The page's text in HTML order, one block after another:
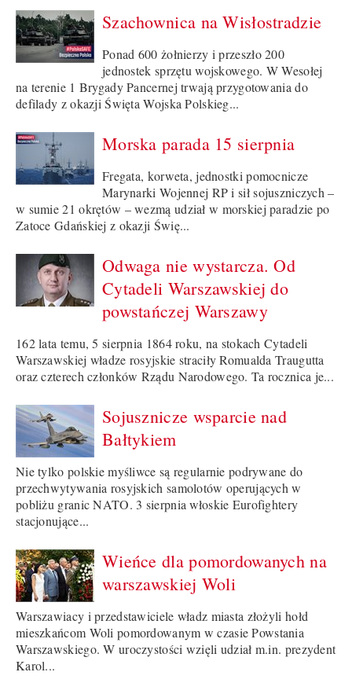
Szachownica na Wisłostradzie
Ponad 600 żołnierzy i przeszło 200
jednostek sprzętu wojskowego. W Wesołej
na terenie 1 Brygady Pancernej trwają przygotowania do
defilady z okazji Święta Wojska Polskieg...
Morska parada 15 sierpnia
Fregata, korweta, jednostki pomocnicze
Marynarki Wojennej RP i sił sojuszniczych –
w sumie 21 okrętów – wezmą udział w morskiej paradzie po
Zatoce Gdańskiej z okazji Świę...
Odwaga nie wystarcza. Od
Cytadeli Warszawskiej do
powstańczej Warszawy
162 lata temu, 5 sierpnia 1864 roku, na stokach Cytadeli
Warszawskiej władze rosyjskie straciły Romualda Traugutta
oraz czterech członków Rządu Narodowego. Ta rocznica je...
Sojusznicze wsparcie nad
Bałtykiem
Nie tylko polskie myśliwce są regularnie podrywane do
przechwytywania rosyjskich samolotów operujących w
pobliżu granic NATO. 3 sierpnia włoskie Eurofightery
stacjonujące...
Wieńce dla pomordowanych na
warszawskiej Woli
Warszawiacy i przedstawiciele władz miasta złożyli hołd
mieszkańcom Woli pomordowanym w czasie Powstania
Warszawskiego. W uroczystości wzięli udział m.in. prezydent
Karol...